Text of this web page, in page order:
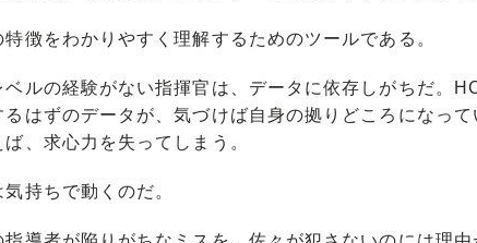
徴をわかりやすく理解するためのツールである。
ルの経験がない指揮官は、データに依存しがちだ。
はずのデータが、気づけば自身の拠りどころになって
、求心力を失ってしまう。
持ちで動くのだ。